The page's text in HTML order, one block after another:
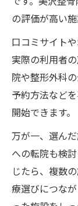
の評価が高い
口コミサイト
実際の利用者
院や整形外科
予約方法など
開始できます。
万が一、選ん
への転院も検
じたら、複数
療選びにつな